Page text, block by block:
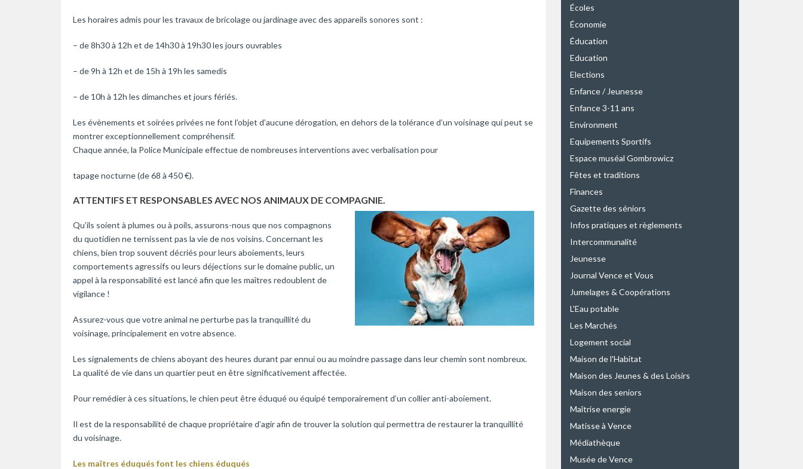
Les horaires admis pour les travaux de bricolage ou jardinage avec des appareils sonores sont :
– de 8h30 à 12h et de 14h30 à 19h30 les jours ouvrables
– de 9h à 12h et de 15h à 19h les samedis
– de 10h à 12h les dimanches et jours fériés.
Les évènements et soirées privées ne font l’objet d’aucune dérogation, en dehors de la tolérance d’un voisinage qui peut se
montrer exceptionnellement compréhensif.
Chaque année, la Police Municipale effectue de nombreuses interventions avec verbalisation pour
tapage nocturne (de 68 à 450 €).
ATTENTIFS ET RESPONSABLES AVEC NOS ANIMAUX DE COMPAGNIE.
Qu’ils soient à plumes ou à poils, assurons-nous que nos compagnons
du quotidien ne ternissent pas la vie de nos voisins. Concernant les
chiens, bien trop souvent décriés pour leurs aboiements, leurs
comportements agressifs ou leurs déjections sur le domaine public, un
appel à la responsabilité est lancé afin que les maîtres redoublent de
vigilance !
Assurez-vous que votre animal ne perturbe pas la tranquillité du
voisinage, principalement en votre absence.
Les signalements de chiens aboyant des heures durant par ennui ou au moindre passage dans leur chemin sont nombreux.
La qualité de vie dans un quartier peut en être significativement affectée.
Pour remédier à ces situations, le chien peut être éduqué ou équipé temporairement d’un collier anti-aboiement.
Il est de la responsabilité de chaque propriétaire d’agir afin de trouver la solution qui permettra de restaurer la tranquillité
du voisinage.
Les maîtres éduqués font les chiens éduqués
Écoles
Économie
Éducation
Education
Elections
Enfance / Jeunesse
Enfance 3-11 ans
Environment
Equipements Sportifs
Espace muséal Gombrowicz
Fêtes et traditions
Finances
Gazette des séniors
Infos pratiques et règlements
Intercommunalité
Jeunesse
Journal Vence et Vous
Jumelages & Coopérations
L'Eau potable
Les Marchés
Logement social
Maison de l'Habitat
Maison des Jeunes & des Loisirs
Maison des seniors
Maîtrise energie
Matisse à Vence
Médiathèque
Musée de Vence